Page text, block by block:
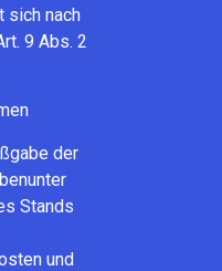
sich nach
9 Abs. 2
der
Stands
und